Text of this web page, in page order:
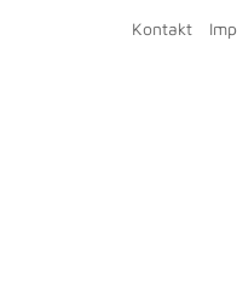
Kontakt